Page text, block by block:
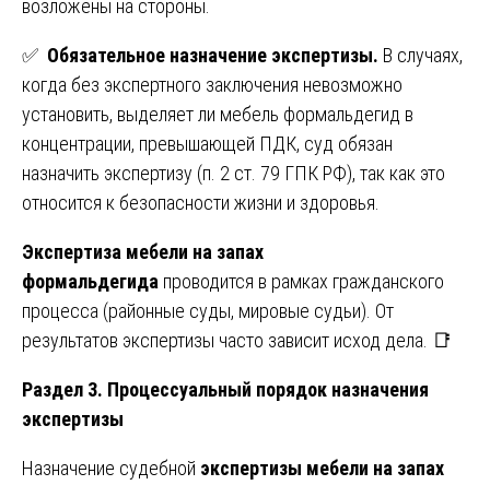
возложены на стороны.
✅ Обязательное назначение экспертизы. В случаях,
когда без экспертного заключения невозможно
установить, выделяет ли мебель формальдегид в
концентрации, превышающей ПДК, суд обязан
назначить экспертизу (п. 2 ст. 79 ГПК РФ), так как это
относится к безопасности жизни и здоровья.
Экспертиза мебели на запах
формальдегида проводится в рамках гражданского
процесса (районные суды, мировые судьи). От
результатов экспертизы часто зависит исход дела. 📑
Раздел 3. Процессуальный порядок назначения
экспертизы
Назначение судебной экспертизы мебели на запах